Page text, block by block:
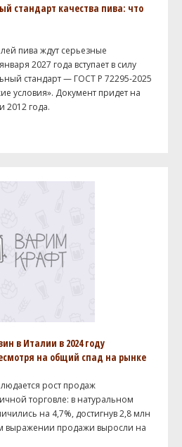
стандарт качества пива: что
пива ждут серьезные
2027 года вступает в силу
стандарт — ГОСТ Р 72295-2025
условия». Документ придет на
2012 года.
в Италии в 2024 году
на общий спад на рынке
рост продаж
торговле: в натуральном
на 4,7%, достигнув 2,8 млн
выражении продажи выросли на